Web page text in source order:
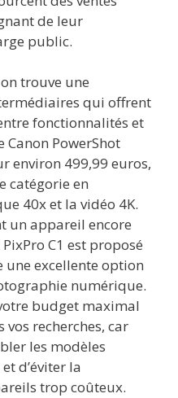
de leur
public.
trouve une
qui offrent
fonctionnalités et
Canon PowerShot
environ 499,99 euros,
catégorie en
40x et la vidéo 4K.
un appareil encore
C1 est proposé
une excellente option
numérique.
budget maximal
recherches, car
les modèles
d’éviter la
trop coûteux.